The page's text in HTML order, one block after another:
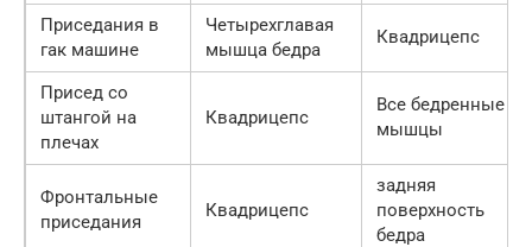
Приседания в
гак машине
Четырехглавая
мышца бедра
Квадрицепс
Присед со
штангой на
плечах
Квадрицепс
Все бедренные
мышцы
Фронтальные
приседания
Квадрицепс
задняя
поверхность
бедра